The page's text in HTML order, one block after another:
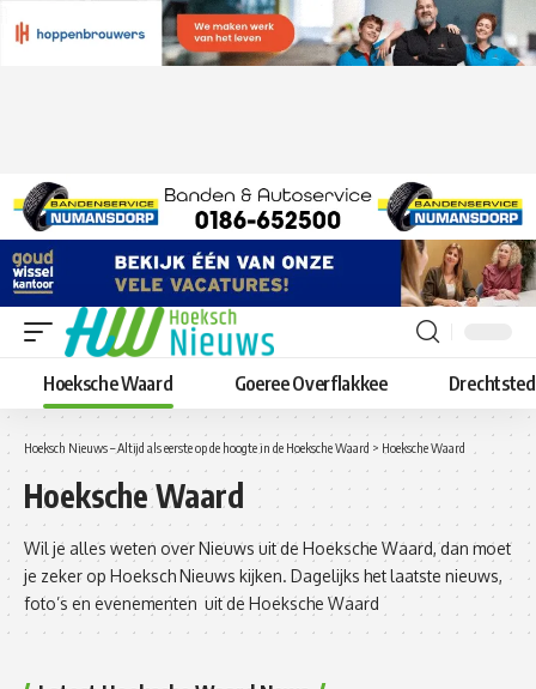
Hoeksche Waard Goeree Overflakkee
Hoeksch Nieuws – Altijd als eerste op de hoogte in de Hoeksche Waard > Hoeksche Waard
Hoeksche Waard
Wil je alles weten over Nieuws uit de Hoeksche Waard, dan moet
je zeker op Hoeksch Nieuws kijken. Dagelijks het laatste nieuws,
foto’s en evenementen uit de Hoeksche Waard